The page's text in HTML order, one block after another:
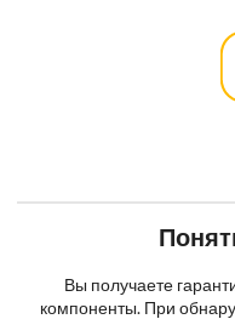
Вы получаете
компоненты. При